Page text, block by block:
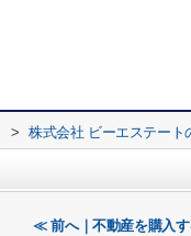
> 株式会社 ビーエステート
≪ 前へ｜不動産を購入す